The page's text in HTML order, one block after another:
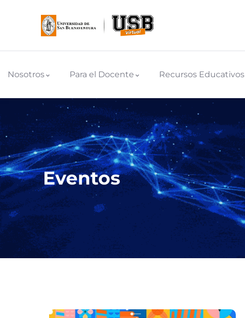
Nosotros Para el Docente Recursos Educativos
Eventos